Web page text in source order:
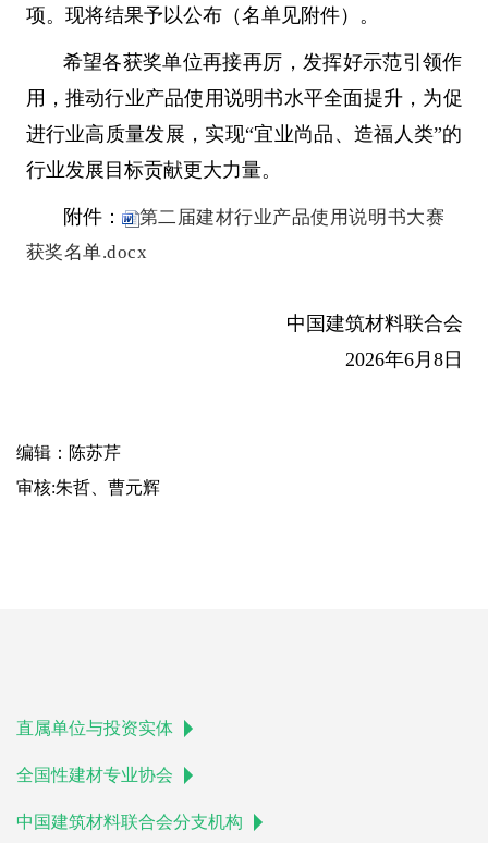
项。现将结果予以公布（名单见附件）。
希望各获奖单位再接再厉，发挥好示范引领作
用，推动行业产品使用说明书水平全面提升，为促
进行业高质量发展，实现“宜业尚品、造福人类”的
行业发展目标贡献更大力量。
附件：
第二届建材行业产品使用说明书大赛
获奖名单.docx
中国建筑材料联合会
2026年6月8日
编辑：陈苏芹
审核:朱哲、曹元辉
直属单位与投资实体
全国性建材专业协会
中国建筑材料联合会分支机构